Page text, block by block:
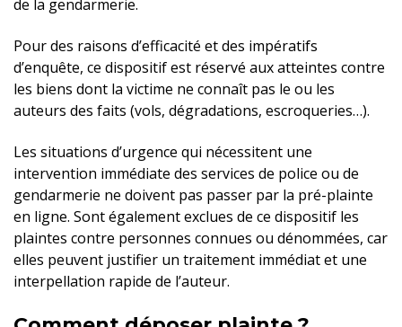
de la gendarmerie.
Pour des raisons d’efficacité et des impératifs
d’enquête, ce dispositif est réservé aux atteintes contre
les biens dont la victime ne connaît pas le ou les
auteurs des faits (vols, dégradations, escroqueries…).
Les situations d’urgence qui nécessitent une
intervention immédiate des services de police ou de
gendarmerie ne doivent pas passer par la pré-plainte
en ligne. Sont également exclues de ce dispositif les
plaintes contre personnes connues ou dénommées, car
elles peuvent justifier un traitement immédiat et une
interpellation rapide de l’auteur.